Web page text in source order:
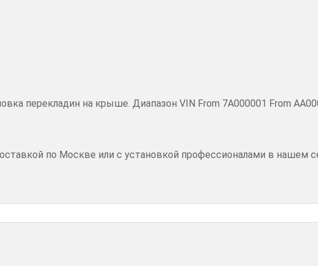
перекладин на крыше. Диапазон VIN From 7A000001 From
по Москве или с установкой профессионалами в нашем